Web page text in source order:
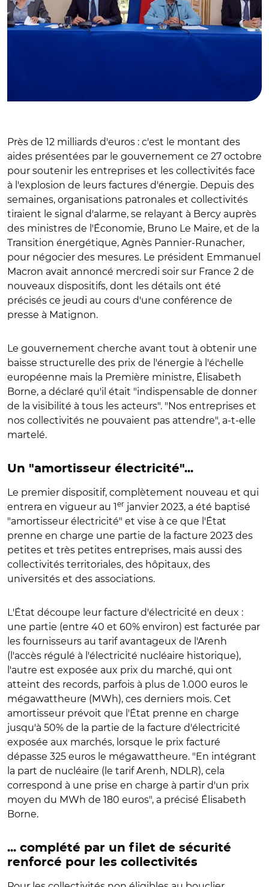
Près de 12 milliards d'euros : c'est le montant des
aides présentées par le gouvernement ce 27 octobre
pour soutenir les entreprises et les collectivités face
à l'explosion de leurs factures d'énergie. Depuis des
semaines, organisations patronales et collectivités
tiraient le signal d'alarme, se relayant à Bercy auprès
des ministres de l'Économie, Bruno Le Maire, et de la
Transition énergétique, Agnès Pannier-Runacher,
pour négocier des mesures. Le président Emmanuel
Macron avait annoncé mercredi soir sur France 2 de
nouveaux dispositifs, dont les détails ont été
précisés ce jeudi au cours d'une conférence de
presse à Matignon.
Le gouvernement cherche avant tout à obtenir une
baisse structurelle des prix de l'énergie à l'échelle
européenne mais la Première ministre, Élisabeth
Borne, a déclaré qu'il était "indispensable de donner
de la visibilité à tous les acteurs". "Nos entreprises et
nos collectivités ne pouvaient pas attendre", a-t-elle
martelé.
Un "amortisseur électricité"...
Le premier dispositif, complètement nouveau et qui
entrera en vigueur au 1 er janvier 2023, a été baptisé
"amortisseur électricité" et vise à ce que l'État
prenne en charge une partie de la facture 2023 des
petites et très petites entreprises, mais aussi des
collectivités territoriales, des hôpitaux, des
universités et des associations.
L'État découpe leur facture d'électricité en deux :
une partie (entre 40 et 60% environ) est facturée par
les fournisseurs au tarif avantageux de l'Arenh
(l'accès régulé à l'électricité nucléaire historique),
l'autre est exposée aux prix du marché, qui ont
atteint des records, parfois à plus de 1.000 euros le
mégawattheure (MWh), ces derniers mois. Cet
amortisseur prévoit que l'État prenne en charge
jusqu'à 50% de la partie de la facture d'électricité
exposée aux marchés, lorsque le prix facturé
dépasse 325 euros le mégawattheure. "En intégrant
la part de nucléaire (le tarif Arenh, NDLR), cela
correspond à une prise en charge à partir d'un prix
moyen du MWh de 180 euros", a précisé Élisabeth
Borne.
... complété par un filet de sécurité
renforcé pour les collectivités